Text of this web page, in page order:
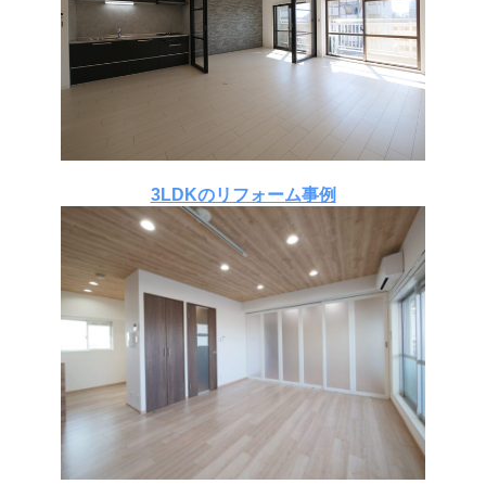
3LDKのリフォーム事例